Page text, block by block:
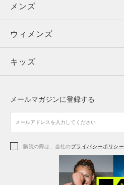
メンズ
ウィメンズ
キッズ
アクセサリー
メンズ
トップス
ボトムス
アクセサリー
ウィメンズ
トップス
シューズ
アクセサリー
キッズ
シューズ
メールマガジンに登録する
購読の際は、当社のプライバシーポリシー